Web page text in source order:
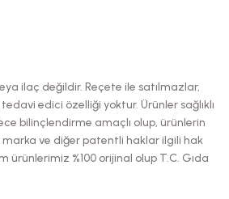
ilaç değildir. Reçete ile satılmazlar,
edici özelliği yoktur. Ürünler sağlıklı
bilinçlendirme amaçlı olup, ürünlerin
marka ve diğer patentli haklar ilgili hak
%100 orijinal olup T.C. Gıda